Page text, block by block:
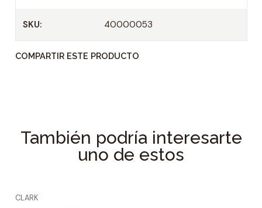
SKU: 40000053
COMPARTIR ESTE PRODUCTO
También podría interesarte
uno de estos
CLARK